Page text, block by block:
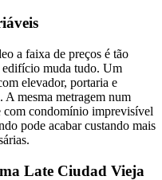
a faixa de preços é tão
edifício muda tudo. Um
elevador, portaria e
mesma metragem num
com condomínio imprevisível
pode acabar custando mais
Late Ciudad Vieja